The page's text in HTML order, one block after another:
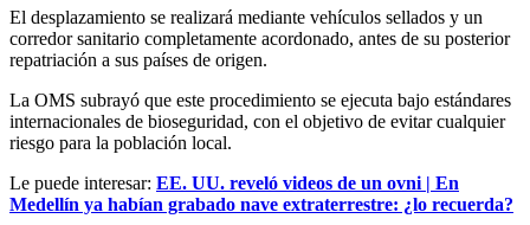
El desplazamiento se realizará mediante vehículos sellados y un
corredor sanitario completamente acordonado, antes de su posterior
repatriación a sus países de origen.
La OMS subrayó que este procedimiento se ejecuta bajo estándares
internacionales de bioseguridad, con el objetivo de evitar cualquier
riesgo para la población local.
Le puede interesar: EE. UU. reveló videos de un ovni | En
Medellín ya habían grabado nave extraterrestre: ¿lo recuerda?